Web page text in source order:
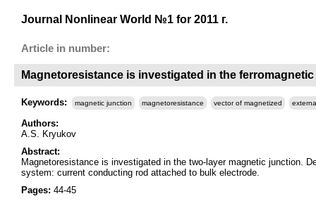
Journal Nonlinear World №1 for 2011 г.
Article in number:
Magnetoresistance is investigated in the
Keywords: magnetic junction magnetoresistance vector of magnetized
Authors:
A.S. Kryukov
Abstract:
Magnetoresistance is investigated in the two-layer magnetic junction.
system: current conducting rod attached to bulk electrode.
Pages: 44-45